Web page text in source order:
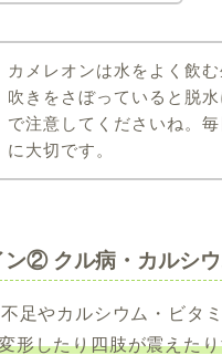
カメレオンは水をよく飲
吹きをさぼっていると脱
で注意してくださいね。
に大切です。
ン② クル病・カルシ
足やカルシウム・ビタ
形したり四肢が震えた